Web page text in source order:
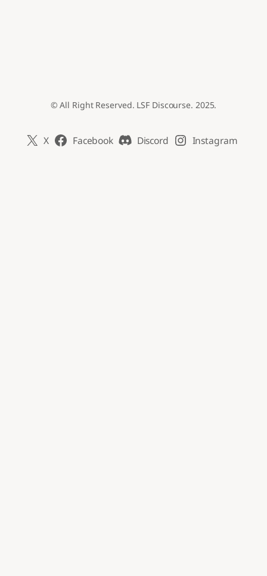
© All Right Reserved. LSF Discourse. 2025.
X Facebook Discord Instagram